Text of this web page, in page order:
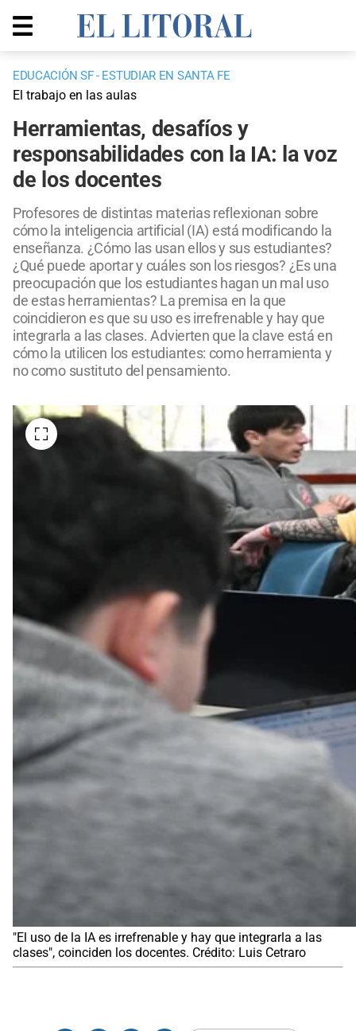
EDUCACIÓN SF - ESTUDIAR EN SANTA FE
El trabajo en las aulas
Herramientas, desafíos y
responsabilidades con la IA: la voz
de los docentes
Profesores de distintas materias reflexionan sobre
cómo la inteligencia artificial (IA) está modificando la
enseñanza. ¿Cómo las usan ellos y sus estudiantes?
¿Qué puede aportar y cuáles son los riesgos? ¿Es una
preocupación que los estudiantes hagan un mal uso
de estas herramientas? La premisa en la que
coincidieron es que su uso es irrefrenable y hay que
integrarla a las clases. Advierten que la clave está en
cómo la utilicen los estudiantes: como herramienta y
no como sustituto del pensamiento.
"El uso de la IA es irrefrenable y hay que integrarla a las
clases", coinciden los docentes. Crédito: Luis Cetraro